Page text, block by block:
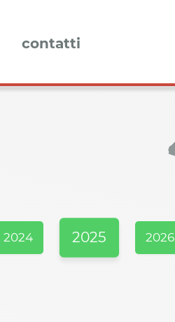
contatti
2024 2025 2026